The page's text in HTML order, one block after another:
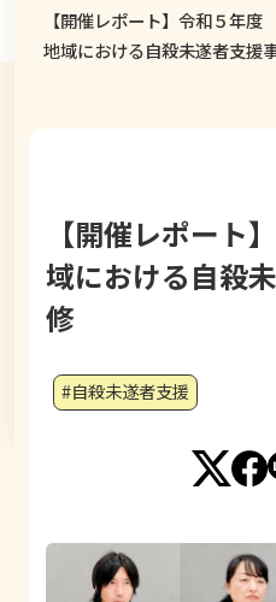
【開催レポート】令和５年度
地域における自殺未遂者支援
【開催レポー
域における自殺
修
#自殺未遂者支援